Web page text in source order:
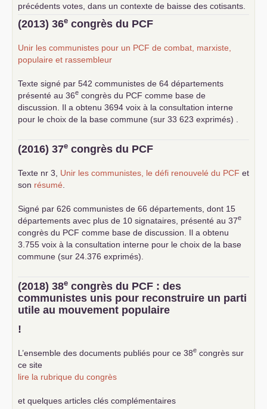
précédents votes, dans un contexte de baisse des cotisants.
... lire la suite
(2013) 36e congrès du PCF
Unir les communistes pour un PCF de combat, marxiste,
populaire et rassembleur
Texte signé par 542 communistes de 64 départements
présenté au 36e congrès du PCF comme base de
discussion. Il a obtenu 3694 voix à la consultation interne
pour le choix de la base commune (sur 33 623 exprimés) .
(2016) 37e congrès du PCF
Texte nr 3, Unir les communistes, le défi renouvelé du PCF et
son résumé
Signé par 626 communistes de 66 départements, dont 15
départements avec plus de 10 signataires, présenté au 37e
congrès du PCF comme base de discussion. Il a obtenu
3.755 voix à la consultation interne pour le choix de la base
commune (sur 24.376 exprimés).
(2018) 38e congrès du PCF : des
communistes unis pour reconstruire un parti
utile au mouvement populaire
!
L’ensemble des documents publiés pour ce 38e congrès sur
ce site
lire la rubrique du congrès
et quelques articles clés complémentaires